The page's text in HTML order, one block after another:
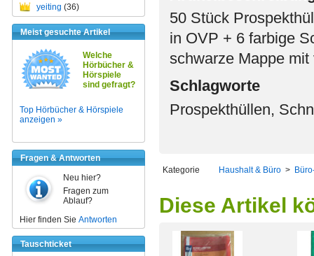
yeiting (36)
Meist gesuchte Artikel
Welche
Hörbücher &
Hörspiele
sind gefragt?
Top Hörbücher & Hörspiele
anzeigen »
Fragen & Antworten
Neu hier?
Fragen zum
Ablauf?
Hier finden Sie Antworten
Tauschticket
50 Stück
in OVP + 6 farbige
schwarze Mappe
Schlagworte
Prospekthüllen,
Kategorie Haushalt & Büro >
Diese Artikel